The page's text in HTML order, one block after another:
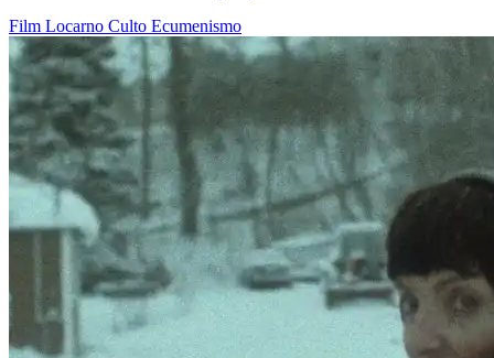
Film Locarno Culto Ecumenismo